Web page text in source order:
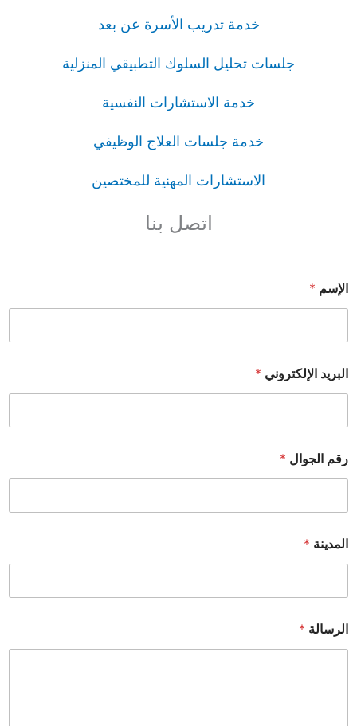
خدمة تدريب الأسرة عن بعد
جلسات تحليل السلوك التطبيقي المنزلية
خدمة الاستشارات النفسية
خدمة جلسات العلاج الوظيفي
الاستشارات المهنية للمختصين
اتصل بنا
الإسم *
البريد الإلكتروني *
رقم الجوال *
المدينة *
الرسالة *